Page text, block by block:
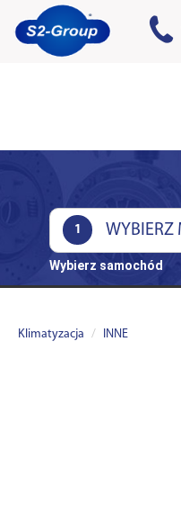
1
Wybierz samochód
Klimatyzacja INNE